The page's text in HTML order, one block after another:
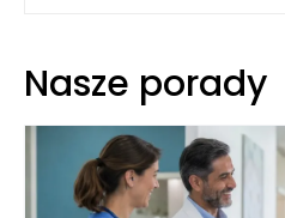
Nasze porady